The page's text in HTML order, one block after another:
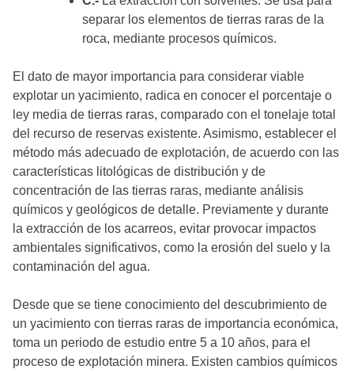
separar los elementos de tierras raras de la
roca, mediante procesos químicos.
El dato de mayor importancia para considerar viable
explotar un yacimiento, radica en conocer el porcentaje o
ley media de tierras raras, comparado con el tonelaje total
del recurso de reservas existente. Asimismo, establecer el
método más adecuado de explotación, de acuerdo con las
características litológicas de distribución y de
concentración de las tierras raras, mediante análisis
químicos y geológicos de detalle. Previamente y durante
la extracción de los acarreos, evitar provocar impactos
ambientales significativos, como la erosión del suelo y la
contaminación del agua.
Desde que se tiene conocimiento del descubrimiento de
un yacimiento con tierras raras de importancia económica,
toma un periodo de estudio entre 5 a 10 años, para el
proceso de explotación minera. Existen cambios químicos